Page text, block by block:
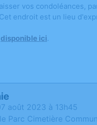
vos condoléances,
endroit est un lieu
disponible ici.
août 2023 à 13h45
Parc Cimetière